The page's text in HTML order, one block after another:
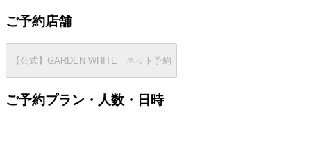
ご予約店舗
【公式】GARDEN WHITE ネット予約
ご予約プラン・人数・日時